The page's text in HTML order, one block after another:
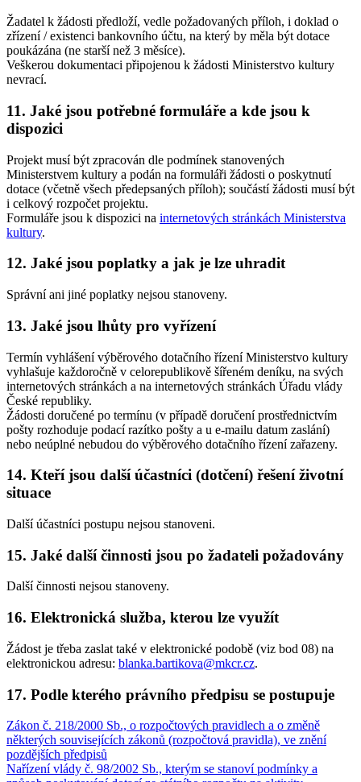
Žadatel k žádosti předloží, vedle požadovaných příloh, i doklad o
zřízení / existenci bankovního účtu, na který by měla být dotace
poukázána (ne starší než 3 měsíce).
Veškerou dokumentaci připojenou k žádosti Ministerstvo kultury
nevrací.
11. Jaké jsou potřebné formuláře a kde jsou k
dispozici
Projekt musí být zpracován dle podmínek stanovených
Ministerstvem kultury a podán na formuláři žádosti o poskytnutí
dotace (včetně všech předepsaných příloh); součástí žádosti musí být
i celkový rozpočet projektu.
Formuláře jsou k dispozici na internetových stránkách Ministerstva
kultury.
12. Jaké jsou poplatky a jak je lze uhradit
Správní ani jiné poplatky nejsou stanoveny.
13. Jaké jsou lhůty pro vyřízení
Termín vyhlášení výběrového dotačního řízení Ministerstvo kultury
vyhlašuje každoročně v celorepublikově šířeném deníku, na svých
internetových stránkách a na internetových stránkách Úřadu vlády
České republiky.
Žádosti doručené po termínu (v případě doručení prostřednictvím
pošty rozhoduje podací razítko pošty a u e-mailu datum zaslání)
nebo neúplné nebudou do výběrového dotačního řízení zařazeny.
14. Kteří jsou další účastníci (dotčení) řešení životní
situace
Další účastníci postupu nejsou stanoveni.
15. Jaké další činnosti jsou po žadateli požadovány
Další činnosti nejsou stanoveny.
16. Elektronická služba, kterou lze využít
Žádost je třeba zaslat také v elektronické podobě (viz bod 08) na
elektronickou adresu: blanka.bartikova@mkcr.cz.
17. Podle kterého právního předpisu se postupuje
Zákon č. 218/2000 Sb., o rozpočtových pravidlech a o změně
některých souvisejících zákonů (rozpočtová pravidla), ve znění
pozdějších předpisů
Nařízení vlády č. 98/2002 Sb., kterým se stanoví podmínky a